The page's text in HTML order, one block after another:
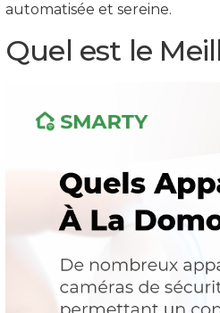
automatisée et sereine.
Quel est le